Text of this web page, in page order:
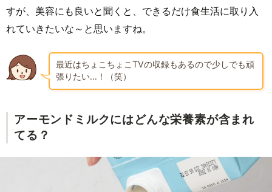
すが、美容にも良いと聞くと、できるだけ食生活に取り入
れていきたいな～と思いますね。
最近はちょこちょこTVの収録もあるので少しでも頑
張りたい…！（笑）
アーモンドミルクにはどんな栄養素が含まれ
てる？